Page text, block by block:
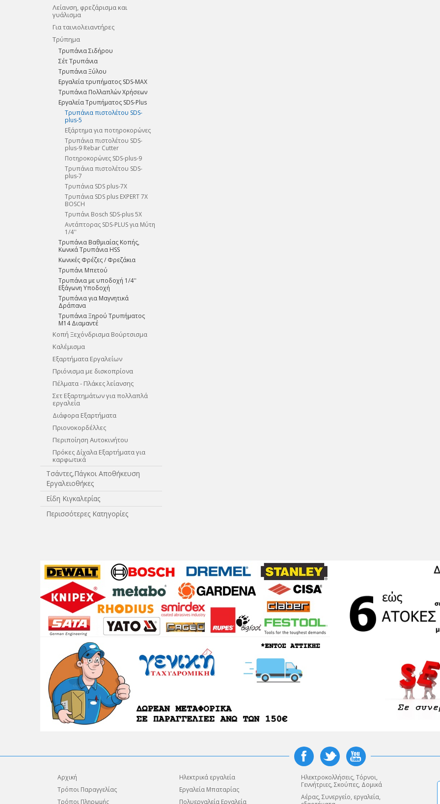
Λείανση, φρεζάρισμα και
γυάλισμα
Για ταινιολειαντήρες
Τρύπημα
Τρυπάνια Σιδήρου
Σέτ Τρυπάνια
Tρυπάνια Ξύλου
Εργαλεία τρυπήματος SDS-MAX
Τρυπάνια Πολλαπλών Χρήσεων
Εργαλεία Τρυπήματος SDS-Plus
Τρυπάνια πιστολέτου SDS-
plus-5
Εξάρτημα για ποτηροκορώνες
Τρυπάνια πιστολέτου SDS-
plus-9 Rebar Cutter
Ποτηροκορώνες SDS-plus-9
Τρυπάνια πιστολέτου SDS-
plus-7
Τρυπάνια SDS plus-7X
Τρυπάνια SDS plus EXPERT 7X
BOSCH
Τρυπάνι Bosch SDS-plus 5X
Αντάπτορας SDS-PLUS για Μύτη
1/4''
Τρυπάνια Βαθμιαίας Κοπής,
Κωνικά Τρυπάνια HSS
Κωνικές Φρέζες / Φρεζάκια
Τρυπάνι Μπετού
Τρυπάνια με υποδοχή 1/4''
Εξάγωνη Υποδοχή
Τρυπάνια για Μαγνητικά
Δράπανα
Tρυπάνια Ξηρού Τρυπήματος
M14 Διαμαντέ
Κοπή Ξεχόνδρισμα Βούρτσισμα
Καλέμισμα
Εξαρτήματα Εργαλείων
Πριόνισμα με δισκοπρίονα
Πέλματα - Πλάκες λείανσης
Σετ Εξαρτημάτων για πολλαπλά
εργαλεία
Διάφορα Εξαρτήματα
Πριονοκορδέλλες
Περιποίηση Αυτοκινήτου
Πρόκες Δίχαλα Εξαρτήματα για
καρφωτικά
Τσάντες,Πάγκοι Αποθήκευση
Εργαλειοθήκες
Είδη Κιγκαλερίας
Περισσότερες Κατηγορίες
Αρχική
Τρόποι Παραγγελίας
Τρόποι Πληρωμής
Ηλεκτρικά εργαλεία
Εργαλεία Μπαταρίας
Πολυεργαλεία Εργαλεία
Ηλεκτροκολλήσεις, Τόρνοι,
Γεννήτριες, Σκούπες, Δομικά
Αέρας, Συνεργείο, εργαλεία,